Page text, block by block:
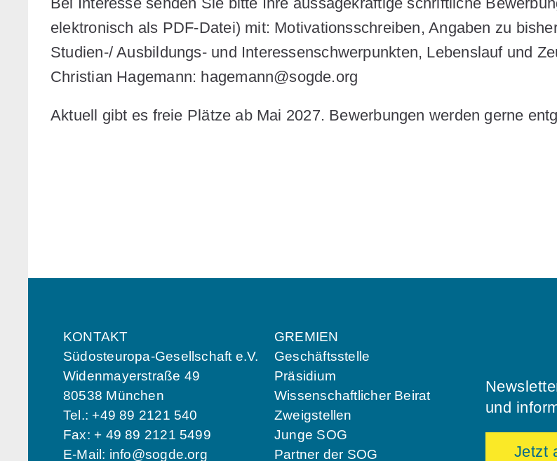
elektronisch als PDF-Datei) mit: Motivationsschreiben, Angaben zu
Studien-/ Ausbildungs- und Interessenschwerpunkten, Lebenslauf und
Christian Hagemann: hagemann@sogde.org
Aktuell gibt es freie Plätze ab Mai 2027. Bewerbungen werden gerne
KONTAKT
Südosteuropa-Gesellschaft e.V.
Widenmayerstraße 49
80538 München
Tel.: +49 89 2121 540
Fax: + 49 89 2121 5499
E-Mail: info@sogde.org
GREMIEN
Geschäftsstelle
Präsidium
Wissenschaftlicher Beirat
Zweigstellen
Junge SOG
Partner der SOG
und
Jetzt